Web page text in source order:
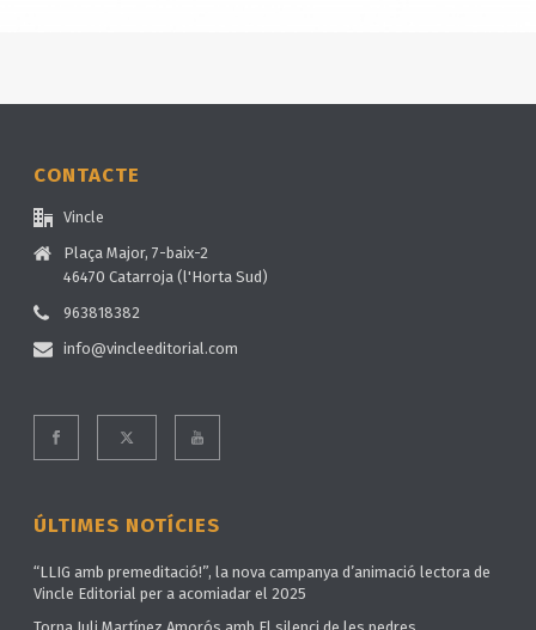
CONTACTE
Vincle
Plaça Major, 7-baix-2
46470 Catarroja (l'Horta Sud)
963818382
info@vincleeditorial.com
ÚLTIMES NOTÍCIES
“LLIG amb premeditació!”, la nova campanya d’animació lectora de
Vincle Editorial per a acomiadar el 2025